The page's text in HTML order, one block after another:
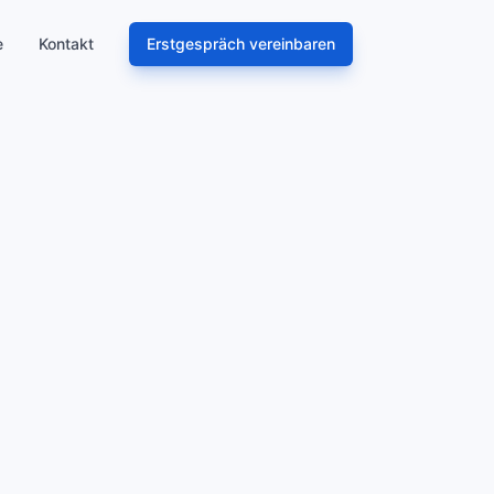
Kontakt Erstgespräch vereinbaren